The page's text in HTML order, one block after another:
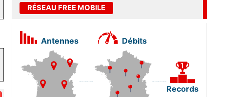
RÉSEAU FREE MOBILE
Antennes Débits
Records